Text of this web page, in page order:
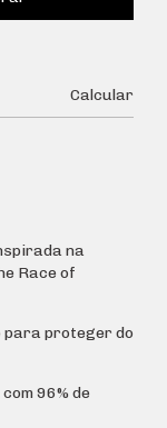
Calcular
na
Race of
para proteger do
96% de